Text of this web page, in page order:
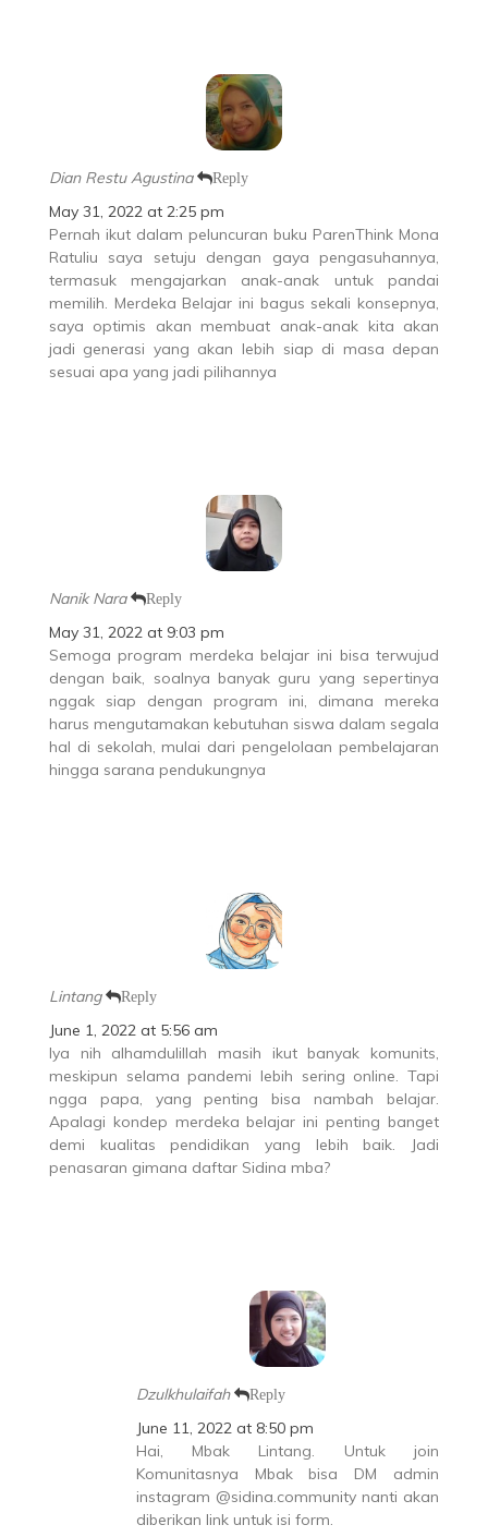
Dian Restu Agustina Reply
May 31, 2022 at 2:25 pm
Pernah ikut dalam peluncuran buku ParenThink Mona
Ratuliu saya setuju dengan gaya pengasuhannya,
termasuk mengajarkan anak-anak untuk pandai
memilih. Merdeka Belajar ini bagus sekali konsepnya,
saya optimis akan membuat anak-anak kita akan
jadi generasi yang akan lebih siap di masa depan
sesuai apa yang jadi pilihannya
Nanik Nara Reply
May 31, 2022 at 9:03 pm
Semoga program merdeka belajar ini bisa terwujud
dengan baik, soalnya banyak guru yang sepertinya
nggak siap dengan program ini, dimana mereka
harus mengutamakan kebutuhan siswa dalam segala
hal di sekolah, mulai dari pengelolaan pembelajaran
hingga sarana pendukungnya
Lintang Reply
June 1, 2022 at 5:56 am
Iya nih alhamdulillah masih ikut banyak komunits,
meskipun selama pandemi lebih sering online. Tapi
ngga papa, yang penting bisa nambah belajar.
Apalagi kondep merdeka belajar ini penting banget
demi kualitas pendidikan yang lebih baik. Jadi
penasaran gimana daftar Sidina mba?
Dzulkhulaifah Reply
June 11, 2022 at 8:50 pm
Hai, Mbak Lintang. Untuk join
Komunitasnya Mbak bisa DM admin
instagram @sidina.community nanti akan
diberikan link untuk isi form.